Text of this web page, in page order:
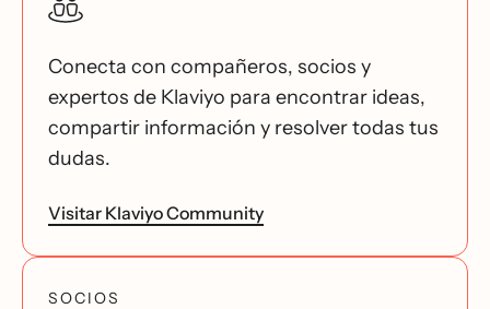
Conecta con compañeros, socios y
expertos de Klaviyo para encontrar ideas,
compartir información y resolver todas tus
dudas.
Visitar Klaviyo Community
SOCIOS